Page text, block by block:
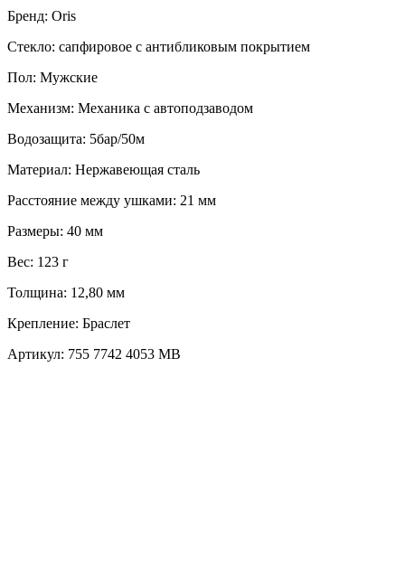
Бренд: Oris
Стекло: сапфировое с антибликовым покрытием
Пол: Мужские
Механизм: Механика с автоподзаводом
Водозащита: 5бар/50м
Материал: Нержавеющая сталь
Расстояние между ушками: 21 мм
Размеры: 40 мм
Вес: 123 г
Толщина: 12,80 мм
Крепление: Браслет
Артикул: 755 7742 4053 MB